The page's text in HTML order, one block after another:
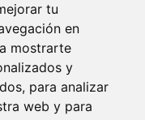
tu
en
mostrarte
y
para analizar
web y para